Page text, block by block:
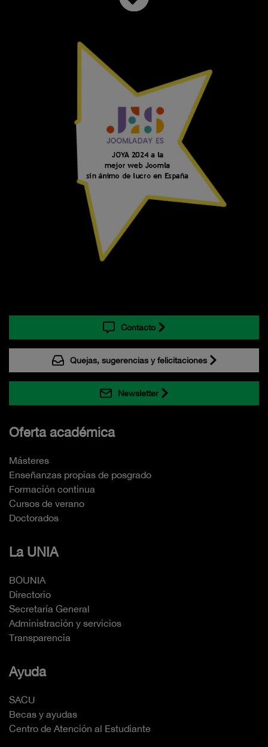
Contacto
Quejas, sugerencias y felicitaciones
Newsletter
Oferta académica
Másteres
Enseñanzas propias de posgrado
Formación continua
Cursos de verano
Doctorados
La UNIA
BOUNIA
Directorio
Secretaría General
Administración y servicios
Transparencia
Ayuda
SACU
Becas y ayudas
Centro de Atención al Estudiante